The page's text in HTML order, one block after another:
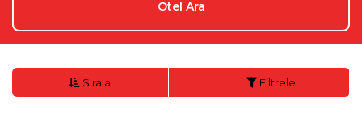
Otel Ara
Sırala Filtrele